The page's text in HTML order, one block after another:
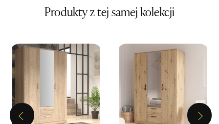
679,00 zł
SALON MEBLOWY MEBLOSTYL
UL.PIONIERÓW 44
66-600 KROSNO ODRZAŃSKIE
Nr tel.
508100164
Adres e-mail:
meblostyl01@op.pl
Produkty z tej samej kolekcji
Previous Next